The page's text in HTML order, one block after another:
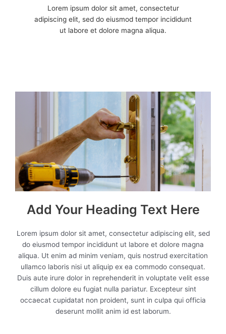
Lorem ipsum dolor sit amet, consectetur
adipiscing elit, sed do eiusmod tempor incididunt
ut labore et dolore magna aliqua.
Add Your Heading Text Here
Lorem ipsum dolor sit amet, consectetur adipiscing elit, sed
do eiusmod tempor incididunt ut labore et dolore magna
aliqua. Ut enim ad minim veniam, quis nostrud exercitation
ullamco laboris nisi ut aliquip ex ea commodo consequat.
Duis aute irure dolor in reprehenderit in voluptate velit esse
cillum dolore eu fugiat nulla pariatur. Excepteur sint
occaecat cupidatat non proident, sunt in culpa qui officia
deserunt mollit anim id est laborum.